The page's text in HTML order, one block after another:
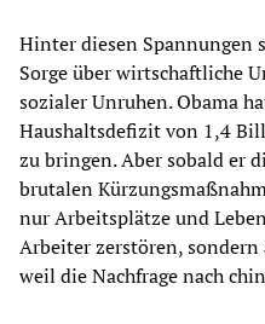
Hinter diesen Spannungen
Sorge über wirtschaftliche
sozialer Unruhen. Obama
Haushaltsdefizit von 1,4
zu bringen. Aber sobald er
brutalen
nur Arbeitsplätze und
Arbeiter zerstören, sondern
weil die Nachfrage nach